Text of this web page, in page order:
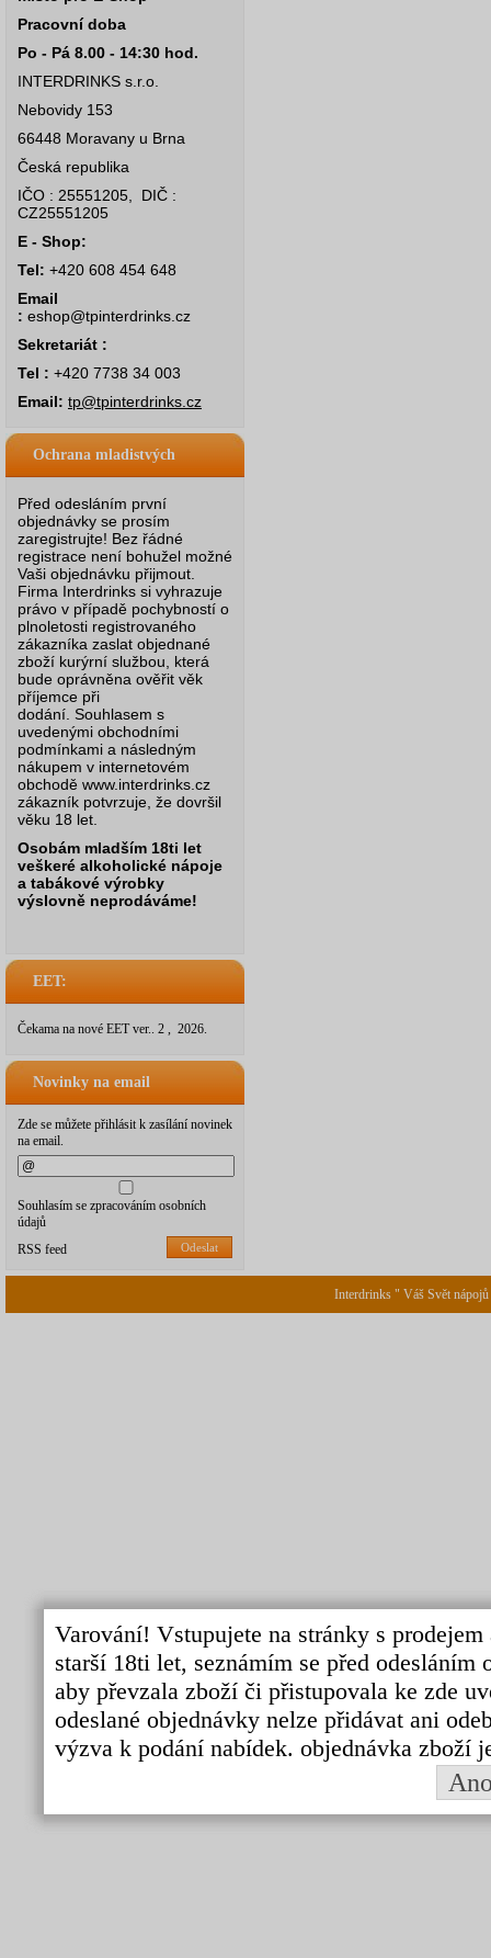
Pracovní doba
Po - Pá 8.00 - 14:30 hod.
INTERDRINKS s.r.o.
Nebovidy 153
66448 Moravany u Brna
Česká republika
IČO : 25551205, DIČ :
CZ25551205
E - Shop:
Tel: +420 608 454 648
Email
: eshop@tpinterdrinks.cz
Sekretariát :
Tel : +420 7738 34 003
Email: tp@tpinterdrinks.cz
Ochrana mladistvých
Před odesláním první
objednávky se prosím
zaregistrujte! Bez řádné
registrace není bohužel možné
Vaši objednávku přijmout.
Firma Interdrinks si vyhrazuje
právo v případě pochybností o
plnoletosti registrovaného
zákazníka zaslat objednané
zboží kurýrní službou, která
bude oprávněna ověřit věk
příjemce při
dodání. Souhlasem s
uvedenými obchodními
podmínkami a následným
nákupem v internetovém
obchodě www.interdrinks.cz
zákazník potvrzuje, že dovršil
věku 18 let.
Osobám mladším 18ti let
veškeré alkoholické nápoje
a tabákové výrobky
výslovně neprodáváme!
EET:
Čekama na nové EET ver.. 2 , 2026.
Novinky na email
Zde se můžete přihlásit k zasílání novinek
na email.
Souhlasím se zpracováním osobních
údajů
Odeslat
RSS feed
Interdrinks " Váš Svět
Varování! Vstupujete na stránky s
starší 18ti let, seznámím se před
aby převzala zboží či přistupovala ke zde
odeslané objednávky nelze přidávat ani
výzva k podání nabídek. objednávka zboží